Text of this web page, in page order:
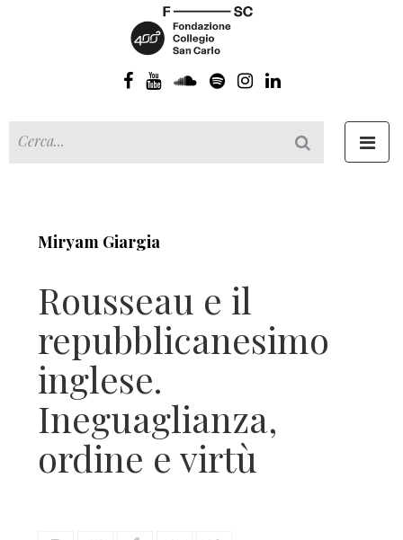
Miryam Giargia
Rousseau e il
repubblicanesimo
inglese.
Ineguaglianza,
ordine e virtù